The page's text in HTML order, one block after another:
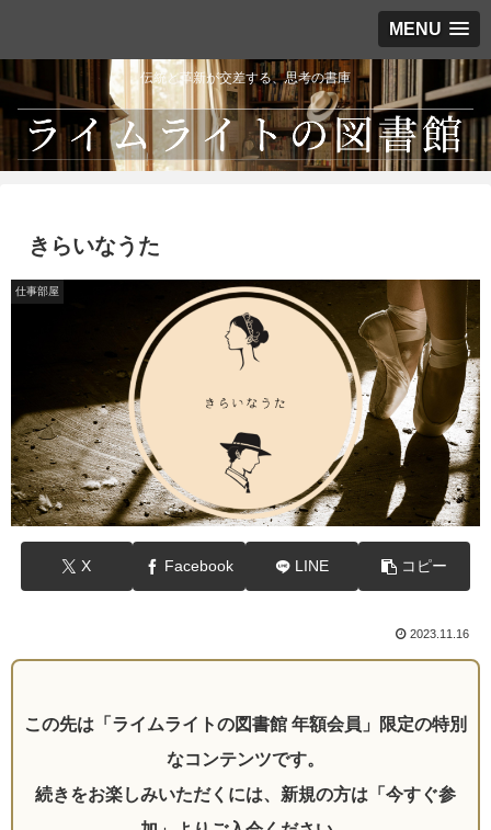
MENU
伝統と革新が交差する、思考の書庫
きらいなうた
仕事部屋
X Facebook LINE コピー
2023.11.16